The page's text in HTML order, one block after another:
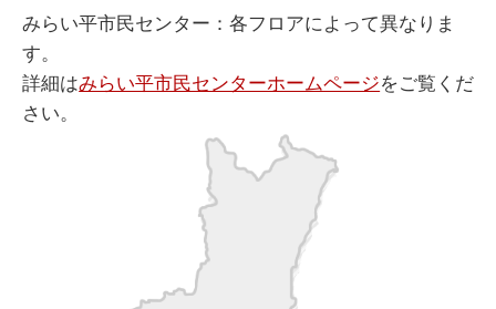
みらい平市民センター：各フロアによって異なりま
す。
詳細はみらい平市民センターホームページをご覧くだ
さい。